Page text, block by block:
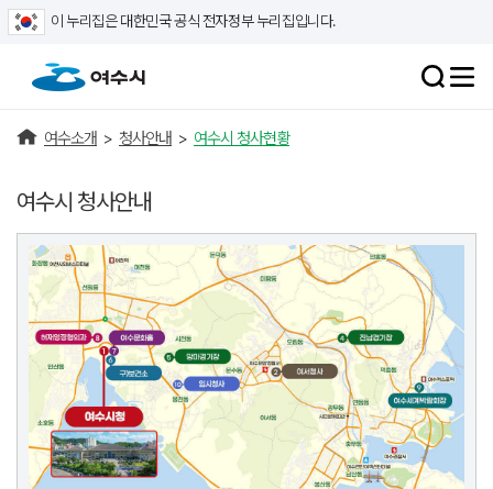
이 누리집은 대한민국 공식 전자정부 누리집입니다.
여수소개 > 청사안내 > 여수시 청사현황
여수시 청사안내